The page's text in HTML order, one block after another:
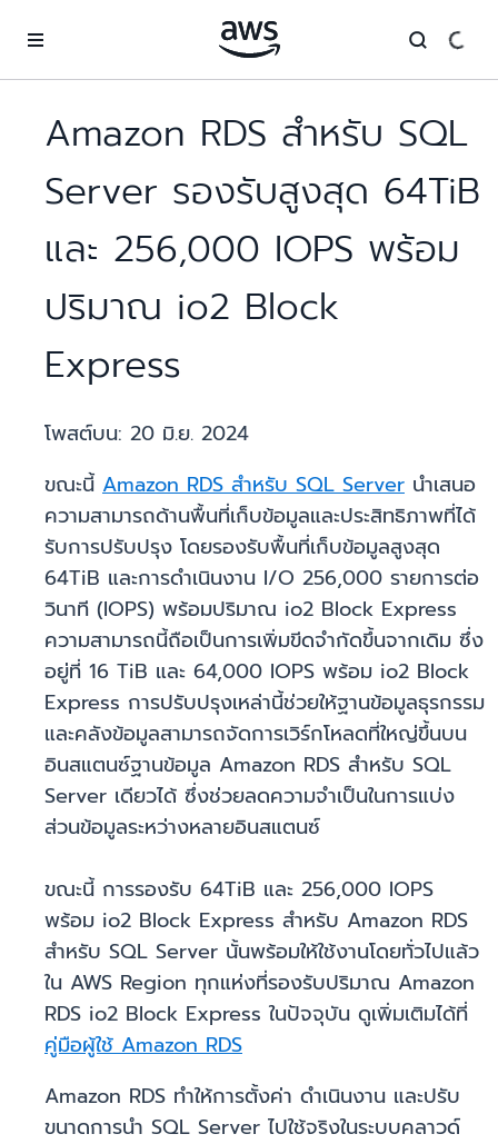
Amazon RDS สำหรับ SQL
Server รองรับสูงสุด 64TiB
และ 256,000 IOPS พร้อม
ปริมาณ io2 Block
Express
โพสต์บน: 20 มิ.ย. 2024
ขณะนี้ Amazon RDS สำหรับ SQL Server นำเสนอ
ความสามารถด้านพื้นที่เก็บข้อมูลและประสิทธิภาพที่ได้
รับการปรับปรุง โดยรองรับพื้นที่เก็บข้อมูลสูงสุด
64TiB และการดำเนินงาน I/O 256,000 รายการต่อ
วินาที (IOPS) พร้อมปริมาณ io2 Block Express
ความสามารถนี้ถือเป็นการเพิ่มขีดจำกัดขึ้นจากเดิม ซึ่ง
อยู่ที่ 16 TiB และ 64,000 IOPS พร้อม io2 Block
Express การปรับปรุงเหล่านี้ช่วยให้ฐานข้อมูลธุรกรรม
และคลังข้อมูลสามารถจัดการเวิร์กโหลดที่ใหญ่ขึ้นบน
อินสแตนซ์ฐานข้อมูล Amazon RDS สำหรับ SQL
Server เดียวได้ ซึ่งช่วยลดความจำเป็นในการแบ่ง
ส่วนข้อมูลระหว่างหลายอินสแตนซ์
ขณะนี้ การรองรับ 64TiB และ 256,000 IOPS
พร้อม io2 Block Express สำหรับ Amazon RDS
สำหรับ SQL Server นั้นพร้อมให้ใช้งานโดยทั่วไปแล้ว
ใน AWS Region ทุกแห่งที่รองรับปริมาณ Amazon
RDS io2 Block Express ในปัจจุบัน ดูเพิ่มเติมได้ที่
คู่มือผู้ใช้ Amazon RDS
Amazon RDS ทำให้การตั้งค่า ดำเนินงาน และปรับ
ขนาดการนำ SQL Server ไปใช้จริงในระบบคลาวด์